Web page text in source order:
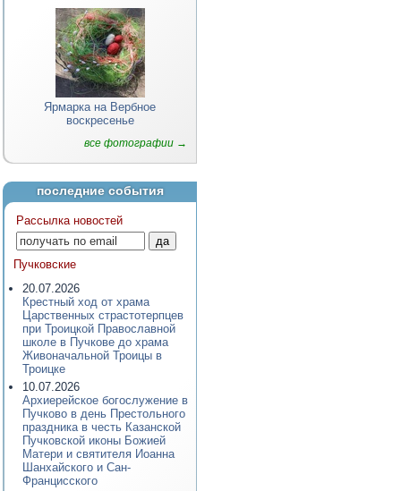
Ярмарка на Вербное
воскресенье
все фотографии →
последние события
Рассылка новостей
Пучковские
20.07.2026
Крестный ход от храма
Царственных страстотерпцев
при Троицкой Православной
школе в Пучкове до храма
Живоначальной Троицы в
Троицке
10.07.2026
Архиерейское богослужение в
Пучково в день Престольного
праздника в честь Казанской
Пучковской иконы Божией
Матери и святителя Иоанна
Шанхайского и Сан-
Францисского